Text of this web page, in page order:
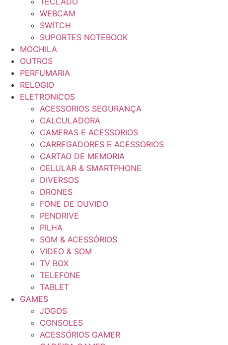
WEBCAM
SWITCH
SUPORTES NOTEBOOK
MOCHILA
OUTROS
PERFUMARIA
RELOGIO
ELETRONICOS
ACESSORIOS SEGURANÇA
CALCULADORA
CAMERAS E ACESSORIOS
CARREGADORES E ACESSORIOS
CARTAO DE MEMORIA
CELULAR & SMARTPHONE
DIVERSOS
DRONES
FONE DE OUVIDO
PENDRIVE
PILHA
SOM & ACESSÓRIOS
VIDEO & SOM
TV BOX
TELEFONE
TABLET
GAMES
JOGOS
CONSOLES
ACESSÓRIOS GAMER